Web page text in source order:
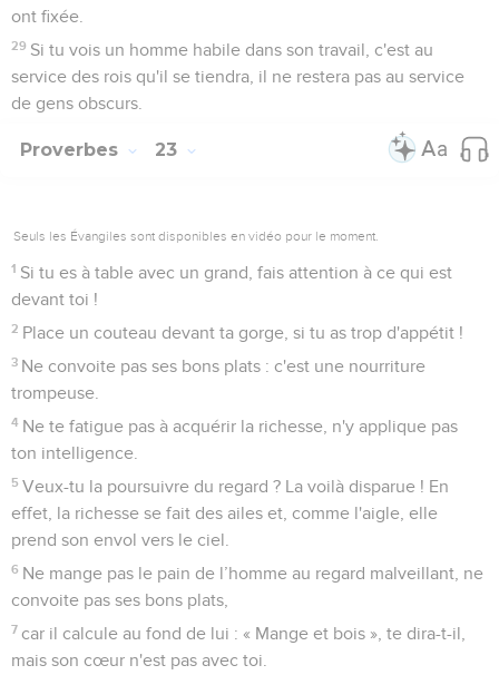
ont fixée.
29 Si tu vois un homme habile dans son travail, c'est au
service des rois qu'il se tiendra, il ne restera pas au service
de gens obscurs.
Proverbes 23
Seuls les Évangiles sont disponibles en vidéo pour le moment.
1 Si tu es à table avec un grand, fais attention à ce qui est
devant toi !
2 Place un couteau devant ta gorge, si tu as trop d'appétit !
3 Ne convoite pas ses bons plats : c'est une nourriture
trompeuse.
4 Ne te fatigue pas à acquérir la richesse, n'y applique pas
ton intelligence.
5 Veux-tu la poursuivre du regard ? La voilà disparue ! En
effet, la richesse se fait des ailes et, comme l'aigle, elle
prend son envol vers le ciel.
6 Ne mange pas le pain de l’homme au regard malveillant, ne
convoite pas ses bons plats,
7 car il calcule au fond de lui : « Mange et bois », te dira-t-il,
mais son cœur n'est pas avec toi.